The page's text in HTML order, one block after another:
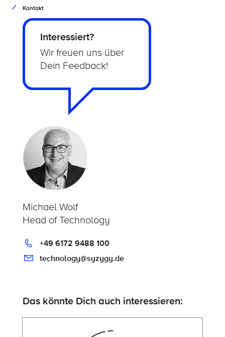
Kontakt
Interessiert?
Wir freuen uns über
Dein Feedback!
Michael Wolf
Head of Technology
+49 6172 9488 100
technology@syzygy.de
Das könnte Dich auch interessieren: